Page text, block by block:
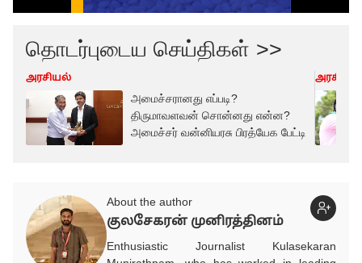
தொடர்புடைய செய்திகள் >>
அரசியல்
அமைச்சரானது எப்படி?
திருமாவளவன் சொன்னது என்ன?
அமைச்சர் வன்னியரசு பிரத்யேக பேட்டி
அரசியல்
About the author
குலசேகரன் முனிரத்தினம்
Enthusiastic Journalist Kulasekaran